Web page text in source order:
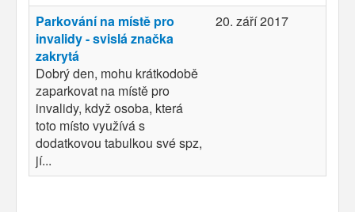
Parkování na místě pro
invalidy - svislá značka
zakrytá
Dobrý den, mohu krátkodobě
zaparkovat na místě pro
invalidy, když osoba, která
toto místo využívá s
dodatkovou tabulkou své spz,
jí...
20. září 2017